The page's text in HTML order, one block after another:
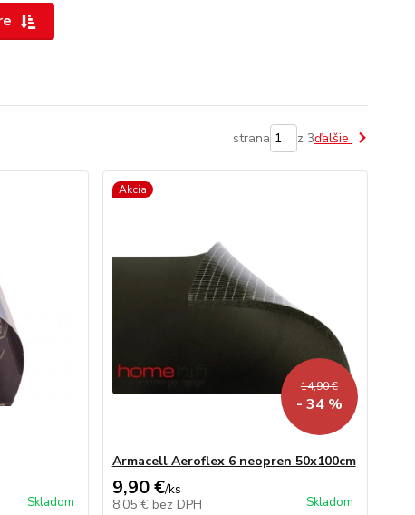
strana z 3ďalšie
Skladom
Akcia
14,90 €
- 34 %
Armacell Aeroflex 6 neopren 50x100cm
9,90 €/ks
8,05 € bez DPH Skladom